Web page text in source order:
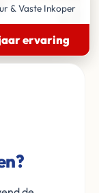
& Vaste Inkoper
ervaring